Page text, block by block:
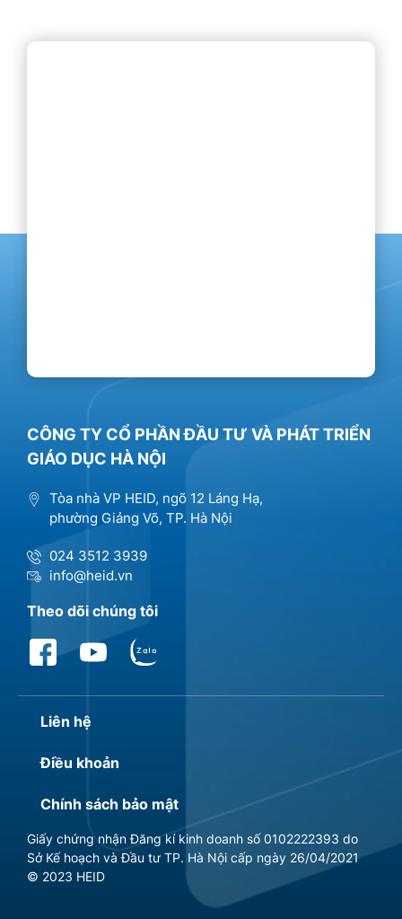
CÔNG TY CỔ PHẦN ĐẦU TƯ VÀ PHÁT TRIỂN
GIÁO DỤC HÀ NỘI
Tòa nhà VP HEID, ngõ 12 Láng Hạ,
phường Giảng Võ, TP. Hà Nội
024 3512 3939
info@heid.vn
Theo dõi chúng tôi
Liên hệ
Điều khoản
Chính sách bảo mật
Giấy chứng nhận Đăng kí kinh doanh số 0102222393 do
Sở Kế hoạch và Đầu tư TP. Hà Nội cấp ngày 26/04/2021
© 2023 HEID